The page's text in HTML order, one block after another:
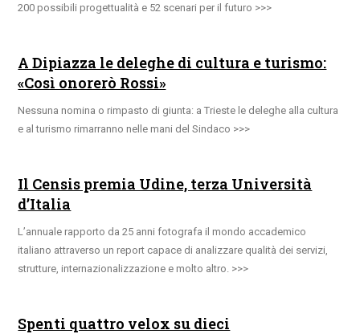
200 possibili progettualità e 52 scenari per il futuro
A Dipiazza le deleghe di cultura e turismo:
«Così onorerò Rossi»
Nessuna nomina o rimpasto di giunta: a Trieste le deleghe alla cultura
e al turismo rimarranno nelle mani del Sindaco
Il Censis premia Udine, terza Università
d’Italia
L’annuale rapporto da 25 anni fotografa il mondo accademico
italiano attraverso un report capace di analizzare qualità dei servizi,
strutture, internazionalizzazione e molto altro.
Spenti quattro velox su dieci